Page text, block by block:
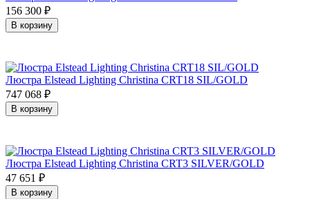
156 300 ₽
В корзину
Люстра Elstead Lighting Christina CRT18 SIL/GOLD
747 068 ₽
В корзину
Люстра Elstead Lighting Christina CRT3 SILVER/GOLD
47 651 ₽
В корзину